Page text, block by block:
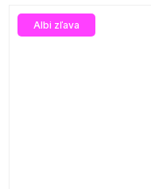
Albi zľava